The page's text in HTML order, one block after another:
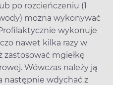
po rozcieńczeniu (1
można wykonywać
wykonuje
nawet kilka razy w
zastosować mgiełkę
Wówczas należy ją
następnie wdychać z